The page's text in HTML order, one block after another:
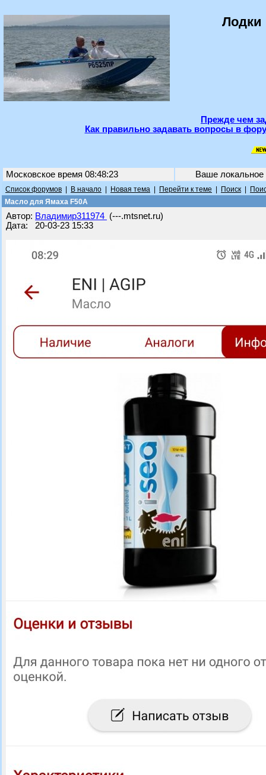
Лодки
Прежде чем
Как правильно задавать вопросы в
Московское время 08:48:23 Ваше
Список форумов В начало Новая тема Перейти к теме Поиск
Масло для Ямаха F50A
Автор: Владимир311974 (---.mtsnet.ru)
Дата: 20-03-23 15:33